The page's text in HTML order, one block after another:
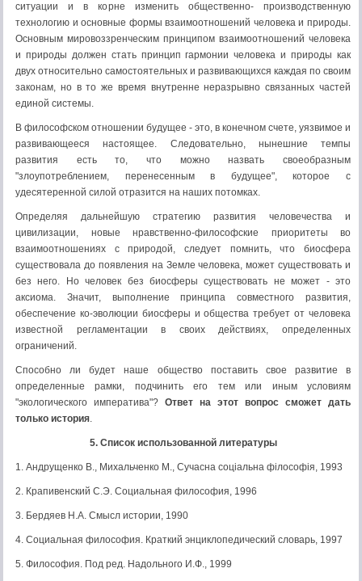
ситуации и в корне изменить общественно- производственную
технологию и основные формы взаимоотношений человека и природы.
Основным мировоззренческим принципом взаимоотношений человека
и природы должен стать принцип гармонии человека и природы как
двух относительно самостоятельных и развивающихся каждая по своим
законам, но в то же время внутренне неразрывно связанных частей
единой системы.
В философском отношении будущее - это, в конечном счете, уязвимое и
развивающееся настоящее. Следовательно, нынешние темпы
развития есть то, что можно назвать своеобразным
"злоупотреблением, перенесенным в будущее", которое с
удесятеренной силой отразится на наших потомках.
Определяя дальнейшую стратегию развития человечества и
цивилизации, новые нравственно-философские приоритеты во
взаимоотношениях с природой, следует помнить, что биосфера
существовала до появления на Земле человека, может существовать и
без него. Но человек без биосферы существовать не может - это
аксиома. Значит, выполнение принципа совместного развития,
обеспечение ко-эволюции биосферы и общества требует от человека
известной регламентации в своих действиях, определенных
ограничений.
Способно ли будет наше общество поставить свое развитие в
определенные рамки, подчинить его тем или иным условиям
"экологического императива"? Ответ на этот вопрос сможет дать
только история.
5. Список использованной литературы
1. Андрущенко В., Михальченко М., Сучасна соціальна філософія, 1993
2. Крапивенский С.Э. Социальная философия, 1996
3. Бердяев Н.А. Смысл истории, 1990
4. Социальная философия. Краткий энциклопедический словарь, 1997
5. Философия. Под ред. Надольного И.Ф., 1999